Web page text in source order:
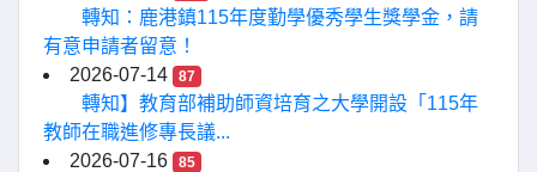
轉知：鹿港鎮115年度勤學優秀學生獎學金，請
有意申請者留意！
2026-07-14
87
轉知】教育部補助師資培育之大學開設「115年
教師在職進修專長議...
2026-07-16
85